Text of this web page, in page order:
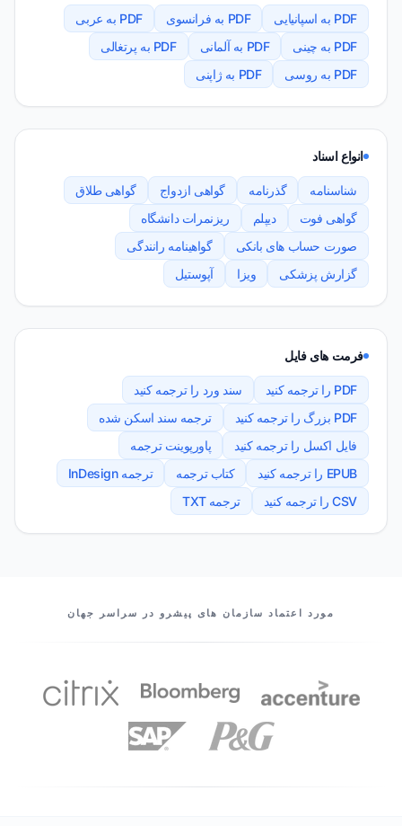
PDF به اسپانیایی PDF به فرانسوی
PDF به عربی
PDF به چینی
PDF به آلمانی
PDF به پرتغالی
PDF به روسی
PDF به ژاپنی
انواع اسناد
شناسنامه گذرنامه گواهی ازدواج
گواهی طلاق
گواهی فوت
دیپلم
ریزنمرات دانشگاه
صورت حساب های بانکی
گواهینامه رانندگی
گزارش پزشکی
ویزا آپوستیل
فرمت های فایل
PDF را ترجمه کنید
سند ورد را ترجمه کنید
PDF بزرگ را ترجمه کنید
ترجمه سند اسکن شده
فایل اکسل را ترجمه کنید
پاورپوینت ترجمه
EPUB را ترجمه کنید
کتاب ترجمه
ترجمه InDesign
CSV را ترجمه کنید
ترجمه TXT
مورد اعتماد سازمان های پیشرو در سراسر جهان